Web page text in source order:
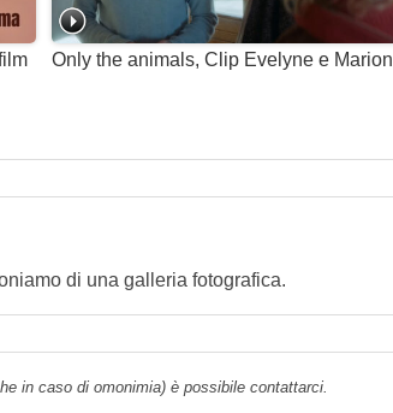
Only the animals, Clip Evelyne e Marion
di una galleria fotografica.
in caso di omonimia) è possibile contattarci.